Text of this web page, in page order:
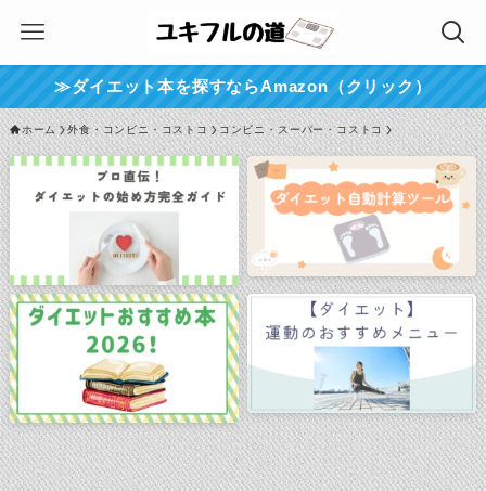
≫ダイエット本を探すならAmazon（クリック）
ホーム 外食・コンビニ・コストコ コンビニ・スーパー・コストコ